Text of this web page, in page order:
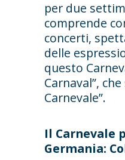
per due
comprende
concerti,
delle
questo
Carnaval”,
Carnevale”.
Il Carnevale
Germania: